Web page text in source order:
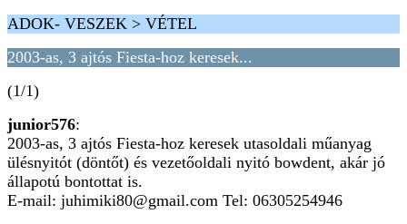
ADOK- VESZEK > VÉTEL
2003-as, 3 ajtós Fiesta-hoz keresek...
(1/1)
junior576:
2003-as, 3 ajtós Fiesta-hoz keresek utasoldali műanyag
ülésnyitót (döntőt) és vezetőoldali nyitó bowdent, akár jó
állapotú bontottat is.
E-mail: juhimiki80@gmail.com Tel: 06305254946